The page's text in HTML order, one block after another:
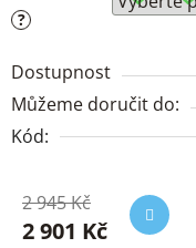
?
Dostupnost
Můžeme doručit do:
Kód:
2 945 Kč
2 901 Kč